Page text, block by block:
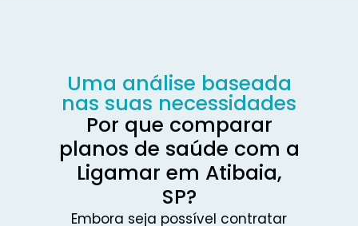
Uma análise baseada
nas suas necessidades
Por que comparar
planos de saúde com a
Ligamar em Atibaia,
SP?
Embora seja possível contratar